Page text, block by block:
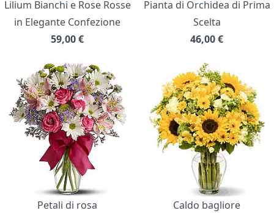
Lilium Bianchi e Rose Rosse
in Elegante Confezione
59,00€
Pianta di Orchidea di Prima
Scelta
46,00€
Petali di rosa
Caldo bagliore